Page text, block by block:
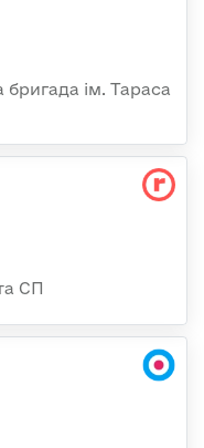
ім. Тараса
СП